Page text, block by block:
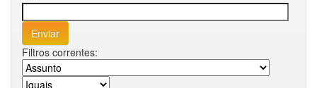
Filtros correntes: